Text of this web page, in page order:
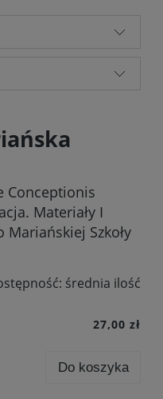
Conceptionis
Materiały I
Szkoły
średnia ilość
27,00 zł
Do koszyka